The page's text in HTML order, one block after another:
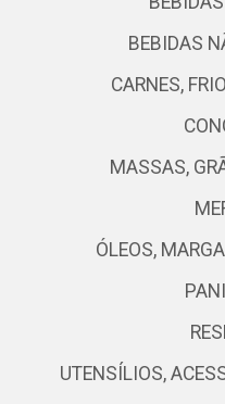
BEBIDAS
CARNES,
MASSAS,
ÓLEOS,
UTENSÍLIOS,